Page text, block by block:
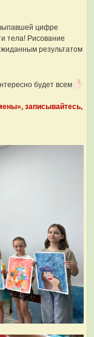
цифре
тела! Рисование
результатом
будет всем
записывайтесь,